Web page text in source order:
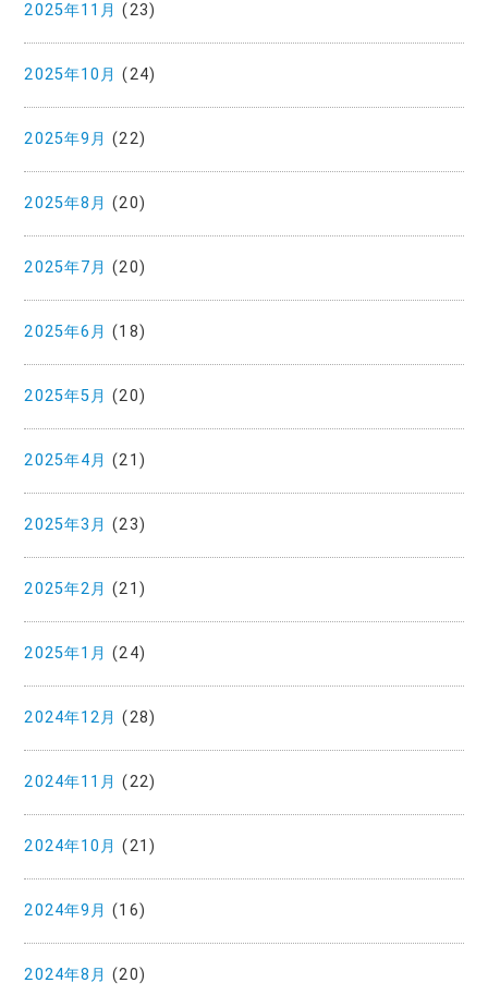
2025年11月 (23)
2025年10月 (24)
2025年9月 (22)
2025年8月 (20)
2025年7月 (20)
2025年6月 (18)
2025年5月 (20)
2025年4月 (21)
2025年3月 (23)
2025年2月 (21)
2025年1月 (24)
2024年12月 (28)
2024年11月 (22)
2024年10月 (21)
2024年9月 (16)
2024年8月 (20)